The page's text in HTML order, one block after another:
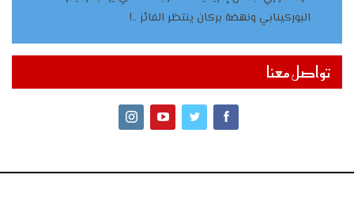
البوركينابي ونهضة بركان ينتظر الفائز ..!
تواصل معنا